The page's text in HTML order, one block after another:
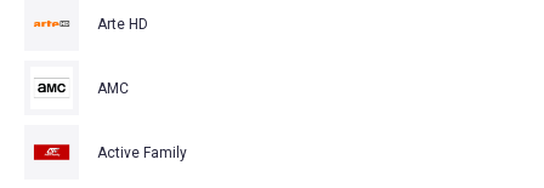
Arte HD
AMC
Active Family